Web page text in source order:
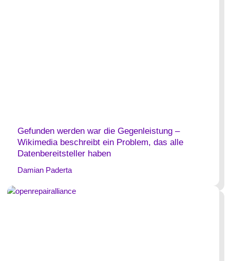
Gefunden werden war die Gegenleistung –
Wikimedia beschreibt ein Problem, das alle
Datenbereitsteller haben
Damian Paderta